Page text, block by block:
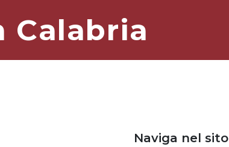
Calabria
Naviga nel sito